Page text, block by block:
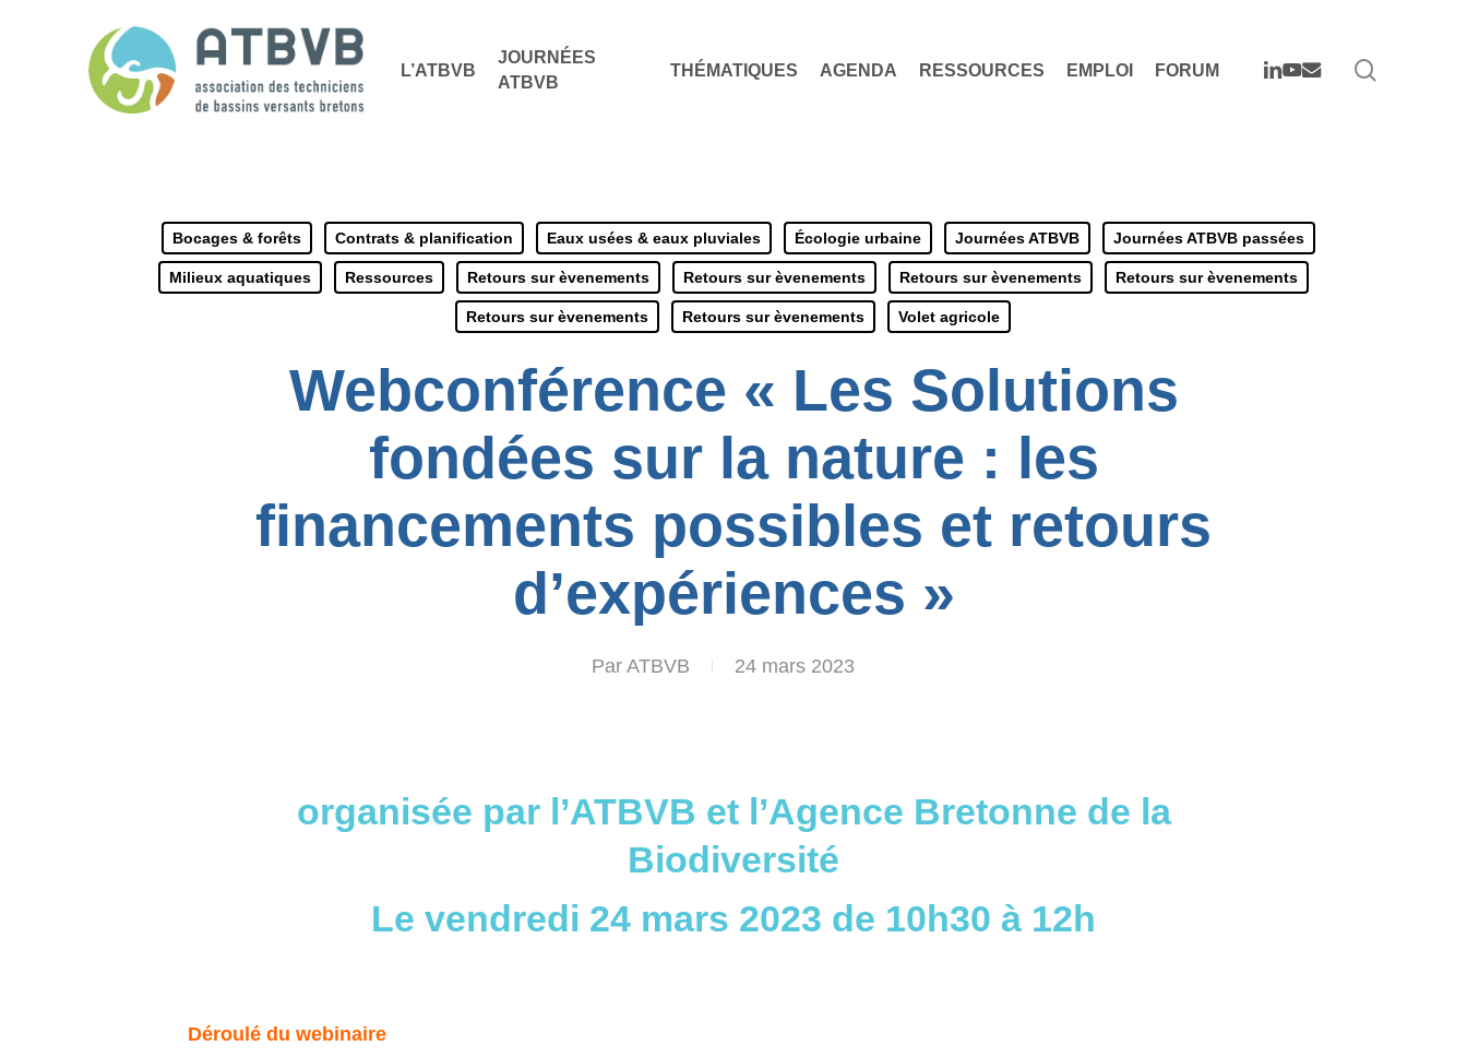
L’ATBVB
JOURNÉES
ATBVB
THÉMATIQUES AGENDA RESSOURCES EMPLOI FORUM LINKEDIN
YOUTUBE
EMAIL
Bocages & forêts Contrats & planification Eaux usées & eaux pluviales Écologie urbaine Journées ATBVB Journées ATBVB passées
Milieux aquatiques Ressources Retours sur èvenements Retours sur èvenements Retours sur èvenements Retours sur èvenements
Retours sur èvenements Retours sur èvenements Volet agricole
Webconférence « Les Solutions
fondées sur la nature : les
financements possibles et retours
d’expériences »
Par ATBVB 24 mars 2023
organisée par l’ATBVB et l’Agence Bretonne de la
Biodiversité
Le vendredi 24 mars 2023 de 10h30 à 12h
Déroulé du webinaire